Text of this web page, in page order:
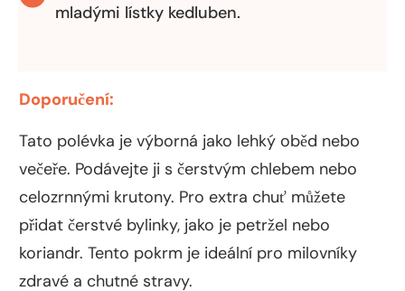
mladými lístky kedluben.
Doporučení:
Tato polévka je výborná jako lehký oběd nebo
večeře. Podávejte ji s čerstvým chlebem nebo
celozrnnými krutony. Pro extra chuť můžete
přidat čerstvé bylinky, jako je petržel nebo
koriandr. Tento pokrm je ideální pro milovníky
zdravé a chutné stravy.